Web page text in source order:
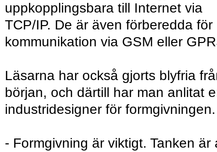
uppkopplingsbara till Internet via
TCP/IP. De är även förberedda för
kommunikation via GSM eller
Läsarna har också gjorts blyfria
början, och därtill har man anlitat
industridesigner för formgivningen.
- Formgivning är viktigt. Tanken är